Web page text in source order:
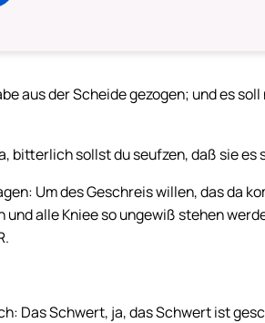
aus der Scheide gezogen; und es
bitterlich sollst du seufzen, daß sie es
Um des Geschreis willen, das da
alle Kniee so ungewiß stehen
Das Schwert, ja, das Schwert ist